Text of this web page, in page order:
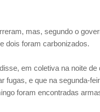
mas, segundo o
dois foram carbonizados.
em coletiva na noite
fugas, e que na segunda-
foram encontradas